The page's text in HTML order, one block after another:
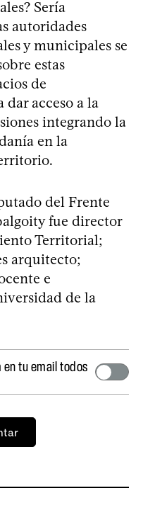
Sería
autoridades
y municipales se
estas
de
acceso a la
integrando la
en la
del Frente
fue director
Territorial;
arquitecto;
e
de la
en tu email todos